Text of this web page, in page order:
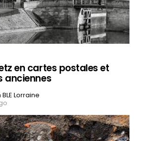
en cartes postales et
anciennes
Lorraine